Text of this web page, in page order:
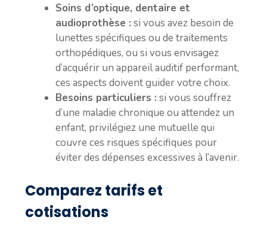
Soins d’optique, dentaire et
audioprothèse : si vous avez besoin de
lunettes spécifiques ou de traitements
orthopédiques, ou si vous envisagez
d’acquérir un appareil auditif performant,
ces aspects doivent guider votre choix.
Besoins particuliers : si vous souffrez
d’une maladie chronique ou attendez un
enfant, privilégiez une mutuelle qui
couvre ces risques spécifiques pour
éviter des dépenses excessives à l’avenir.
Comparez tarifs et
cotisations